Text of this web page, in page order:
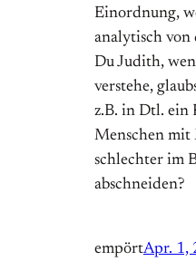
Einordnung,
analytisch von
Du Judith,
verstehe,
z.B. in Dtl. ein
Menschen
schlechter im
abschneiden?
empörtApr. 1,